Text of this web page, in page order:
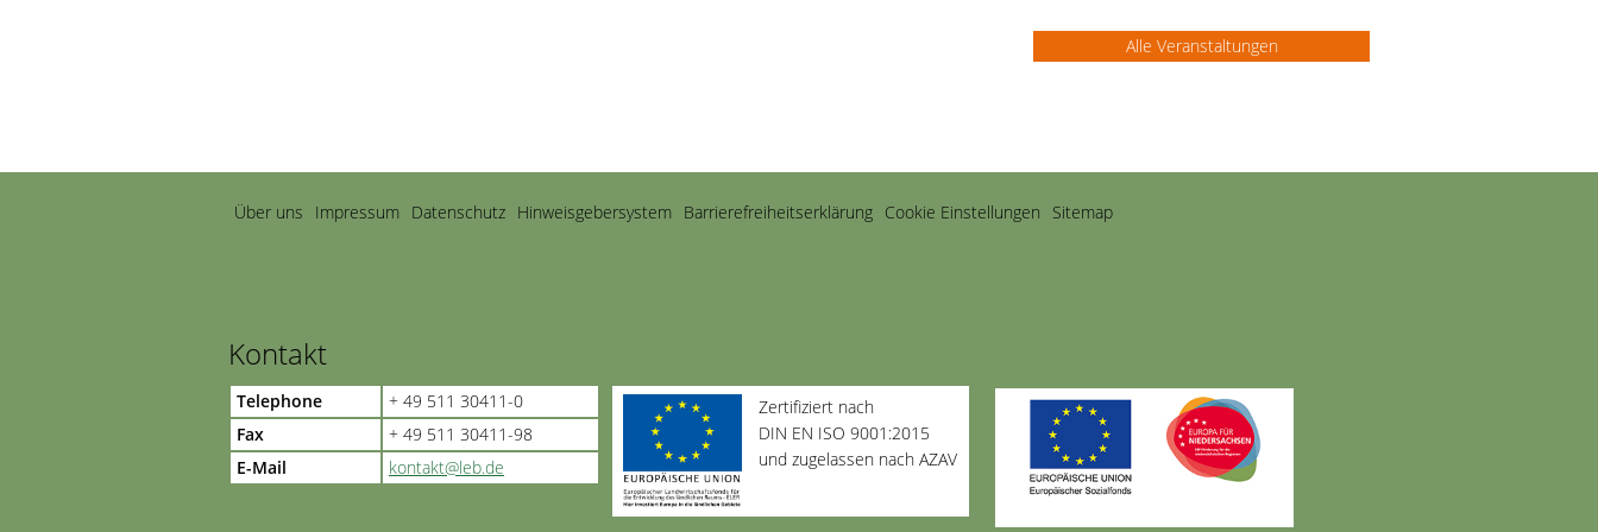
Alle Veranstaltungen
Navigation
überspringen
Über uns Impressum Datenschutz Hinweisgebersystem Barriere­freiheits­erklärung Cookie Einstellungen Sitemap
Kontakt
Telephone
+ 49 511 30411-0
Fax
+ 49 511 30411-98
E-Mail
kontakt@leb.de
Zertifiziert nach
DIN EN ISO 9001:2015
und zugelassen nach AZAV